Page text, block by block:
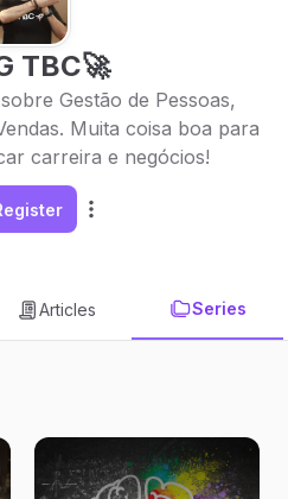
TBC🚀
Gestão de Pessoas,
Muita coisa boa para
carreira e negócios!
Articles Series